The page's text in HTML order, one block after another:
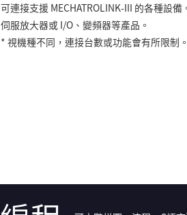
可連接支援 MECHATROLINK-III 的各種設
伺服放大器或 I/O、變頻器等產品。
* 視機種不同，連接台數或功能會有所限制